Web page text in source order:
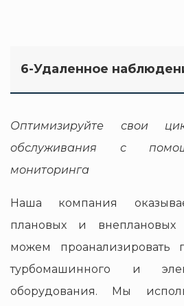
6-Удаленное
Оптимизируйте свои
обслуживания с
мониторинга
Наша компания
плановых и
можем проанализировать
турбомашинного и
оборудования. Мы